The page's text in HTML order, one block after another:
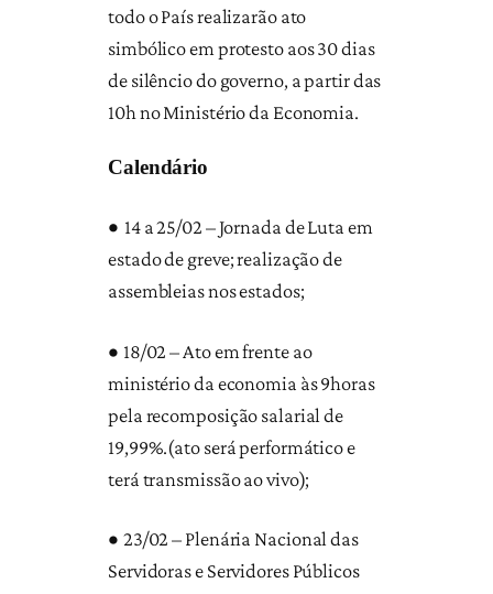
todo o País realizarão ato
simbólico em protesto aos 30 dias
de silêncio do governo, a partir das
10h no Ministério da Economia.
Calendário
• 14 a 25/02 – Jornada de Luta em
estado de greve; realização de
assembleias nos estados;
• 18/02 – Ato em frente ao
ministério da economia às 9horas
pela recomposição salarial de
19,99%.(ato será performático e
terá transmissão ao vivo);
• 23/02 – Plenária Nacional das
Servidoras e Servidores Públicos